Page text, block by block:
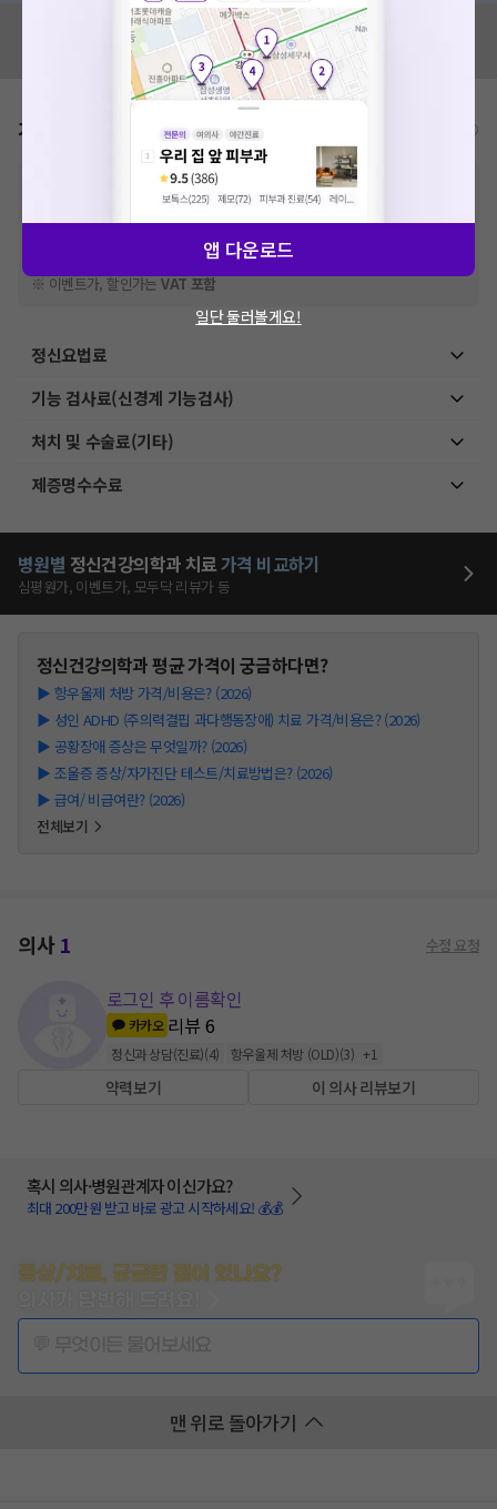
혹시 잘못된 병원정보가 있나요?
모두닥 팀에 알려주세요!
가격표
비급여 항목의 경우,추가비용 등으로 실제 가격과 상이할 수 있으니, 정확
한 가격은 해당 의료기관에 직접 문의해주세요.
※급여 항목의 경우,건강보험심사평가원에 고지되어 있는 급여 진료 기준 가
격입니다. (진료와 연관된 복합적인 비용이 추가되어, 병원마다 금액이 다르게
산정될 수 있는 점 참고 바랍니다.)
※ 이벤트가, 할인가는VAT 포함
정신요법료
기능 검사료(신경계 기능검사)
처치 및 수술료(기타)
제증명수수료
병원별 정신건강의학과 치료가격 비교하기
심평원가, 이벤트가, 모두닥 리뷰가 등
정신건강의학과평균 가격이 궁금하다면?
▶ 항우울제 처방 가격/비용은? (2026)
▶ 성인 ADHD (주의력결핍 과다행동장애) 치료 가격/비용은? (2026)
▶ 공황장애 증상은 무엇일까? (2026)
▶ 조울증 증상/자가진단 테스트/치료방법은? (2026)
▶ 급여/ 비급여란? (2026)
전체보기
의사1 수정 요청
로그인 후 이름확인
카카오 리뷰6
정신과 상담(진료)(4) 항우울제 처방 (OLD)(3) +1
약력보기 이 의사 리뷰보기
혹시 의사·병원관계자 이신가요?
최대 200만원 받고 바로 광고 시작하세요! 💰💰
증상/치료, 궁금한 점이 있나요?
맨 위로 돌아가기
앱 다운로드
일단 둘러볼게요!